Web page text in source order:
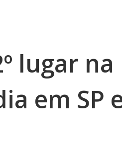
lugar na
em SP